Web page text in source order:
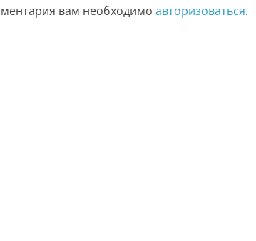
вам необходимо авторизоваться.